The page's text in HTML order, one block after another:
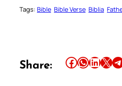
Tags: Bible Bible Verse Biblia
Share: Share this article on Facebook Share this article on WhatsApp Share this article on LinkedIn Share this article on X Share this article on Telegram